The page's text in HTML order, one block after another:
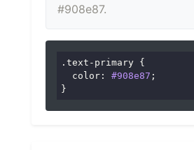
#908e87.
.text-primary {
color : #908e87 ;
}